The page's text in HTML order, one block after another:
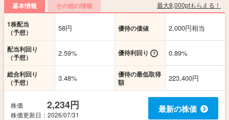
基本情報 その他の情報 最大8,000ptもらえる！
1株配当
（予想）
58円 優待の価値 2,000円相当
配当利回り
（予想）
2.59% 優待利回り 0.89%
総合利回り
（予想）
3.48%
優待の最低取得
額
223,400円
株価 2,234円
株価更新日 ：2026/07/31
最新の株価